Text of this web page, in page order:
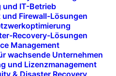
IT-Betrieb
Firewall-Lösungen
Recovery-Lösungen
Management
wachsende Unternehmen
und Lizenzmanagement
& Disaster Recovery
für kurze
umfassen alles, was